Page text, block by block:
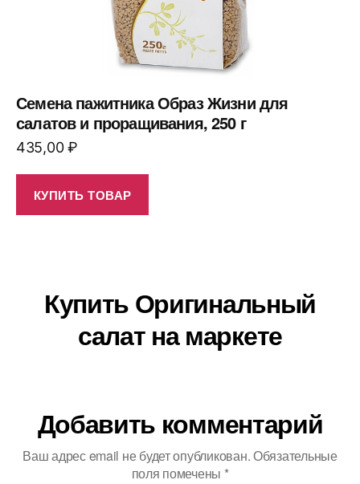
Семена пажитника Образ Жизни для
салатов и проращивания, 250 г
435,00₽
КУПИТЬ ТОВАР
Купить Оригинальный
салат на маркете
Добавить комментарий
Ваш адрес email не будет опубликован.Обязательные
поля помечены *